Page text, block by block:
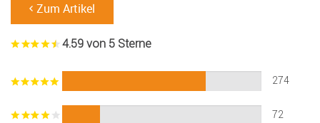
Zum Artikel
4.59 von 5 Sterne
274
72